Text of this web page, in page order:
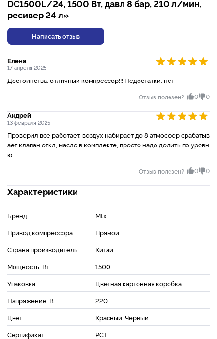
DC1500L/24, 1500 Вт, давл 8 бар, 210 л/мин,
ресивер 24 л»
Написать отзыв
Елена
17 апреля 2025
Достоинства: отличный компрессор!!! Недостатки: нет
Отзыв полезен? 0 0
Андрей
13 февраля 2025
Проверил все работает, воздух набирает до 8 атмосфер срабатыв
ает клапан откл, масло в комплекте, просто надо долить по уровн
ю.
Отзыв полезен? 0 0
Характеристики
Бренд
Mtx
Привод компрессора
Прямой
Страна производитель
Китай
Мощность, Вт
1500
Упаковка
Цветная картонная коробка
Напряжение, В
220
Цвет
Красный, Чёрный
Сертификат
РСТ